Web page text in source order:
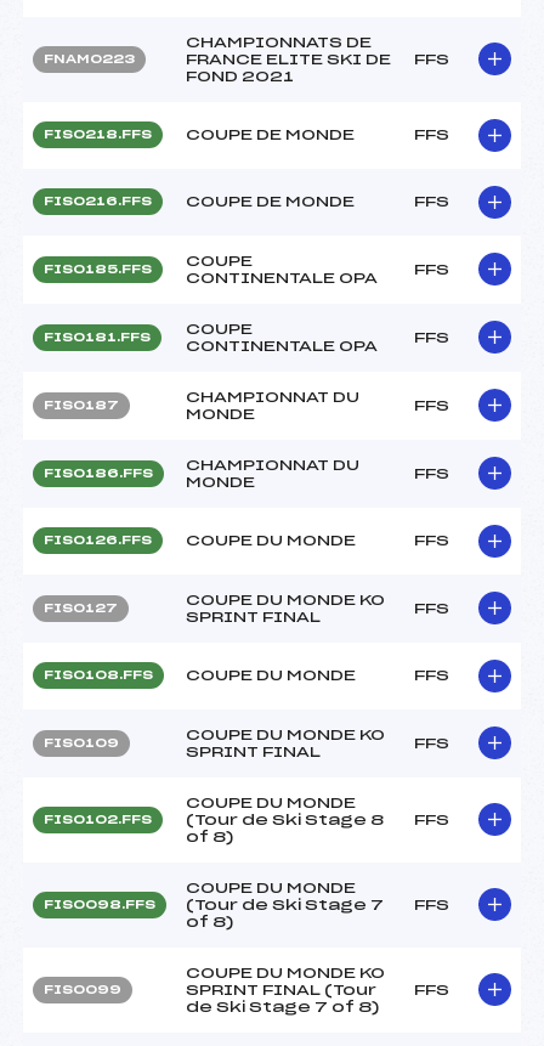
FNAM0223
CHAMPIONNATS DE
FRANCE ELITE SKI DE
FOND 2021
FFS
FIS0218.FFS COUPE DE MONDE FFS
FIS0216.FFS COUPE DE MONDE FFS
FIS0185.FFS
COUPE
CONTINENTALE OPA
FFS
FIS0181.FFS
COUPE
CONTINENTALE OPA
FFS
FIS0187
CHAMPIONNAT DU
MONDE
FFS
FIS0186.FFS
CHAMPIONNAT DU
MONDE
FFS
FIS0126.FFS COUPE DU MONDE FFS
FIS0127
COUPE DU MONDE KO
SPRINT FINAL
FFS
FIS0108.FFS COUPE DU MONDE FFS
FIS0109
COUPE DU MONDE KO
SPRINT FINAL
FFS
FIS0102.FFS
COUPE DU MONDE
(Tour de Ski Stage 8
of 8)
FFS
FIS0098.FFS
COUPE DU MONDE
(Tour de Ski Stage 7
of 8)
FFS
FIS0099
COUPE DU MONDE KO
SPRINT FINAL (Tour
de Ski Stage 7 of 8)
FFS